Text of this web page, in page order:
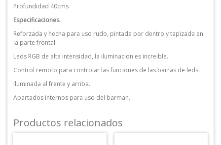
Profundidad 40cms
Especificaciones.
Reforzada y hecha para uso rudo, pintada por dentro y tapizada en
la parte frontal.
Leds RGB de alta intensidad, la iluminacion es increible.
Control remoto para controlar las funciones de las barras de leds.
Iluminada al frente y arriba.
Apartados internos para uso del barman.
Productos relacionados